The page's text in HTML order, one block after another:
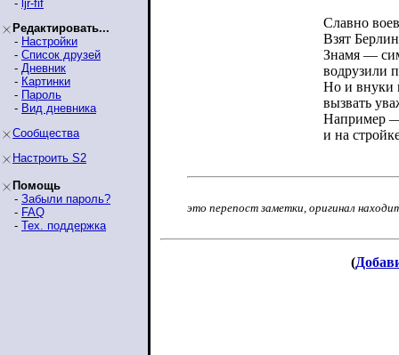
- ljr-fif
Редактировать...
- Настройки
- Список друзей
- Дневник
- Картинки
- Пароль
- Вид дневника
Сообщества
Настроить S2
Помощь
- Забыли пароль?
- FAQ
- Тех. поддержка
Славно
Взят
Знамя —
водрузили
Но и внуки
вызвать
Например —
и на
это перепост заметки, оригинал
(